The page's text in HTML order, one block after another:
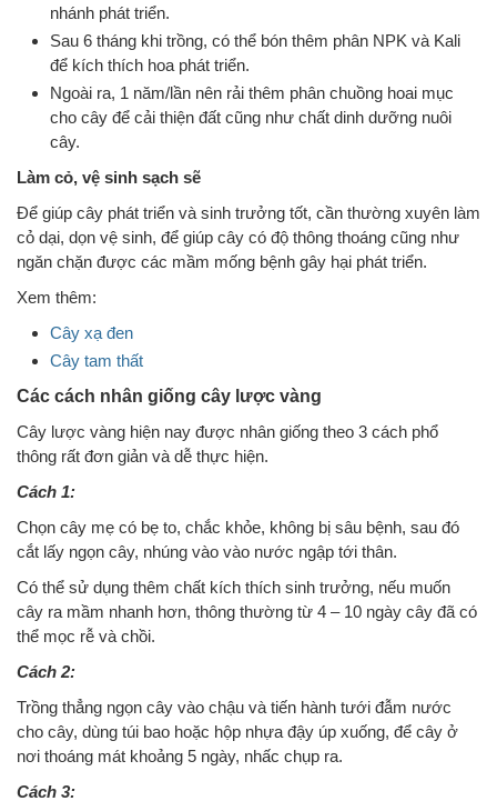
nhánh phát triển.
Sau 6 tháng khi trồng, có thể bón thêm phân NPK và Kali
để kích thích hoa phát triển.
Ngoài ra, 1 năm/lần nên rải thêm phân chuồng hoai mục
cho cây để cải thiện đất cũng như chất dinh dưỡng nuôi
cây.
Làm cỏ, vệ sinh sạch sẽ
Để giúp cây phát triển và sinh trưởng tốt, cần thường xuyên làm
cỏ dại, dọn vệ sinh, để giúp cây có độ thông thoáng cũng như
ngăn chặn được các mầm mống bệnh gây hại phát triển.
Xem thêm:
Cây xạ đen
Cây tam thất
Các cách nhân giống cây lược vàng
Cây lược vàng hiện nay được nhân giống theo 3 cách phổ
thông rất đơn giản và dễ thực hiện.
Cách 1:
Chọn cây mẹ có bẹ to, chắc khỏe, không bị sâu bệnh, sau đó
cắt lấy ngọn cây, nhúng vào vào nước ngập tới thân.
Có thể sử dụng thêm chất kích thích sinh trưởng, nếu muốn
cây ra mầm nhanh hơn, thông thường từ 4 – 10 ngày cây đã có
thể mọc rễ và chồi.
Cách 2:
Trồng thẳng ngọn cây vào chậu và tiến hành tưới đẫm nước
cho cây, dùng túi bao hoặc hộp nhựa đậy úp xuống, để cây ở
nơi thoáng mát khoảng 5 ngày, nhấc chụp ra.
Cách 3: